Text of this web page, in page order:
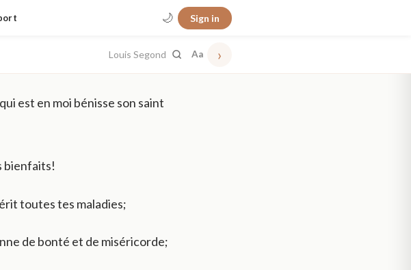
🌙 Sign in
Louis Segond Aa ›
est en moi bénisse son saint
bienfaits!
toutes tes maladies;
de bonté et de miséricorde;